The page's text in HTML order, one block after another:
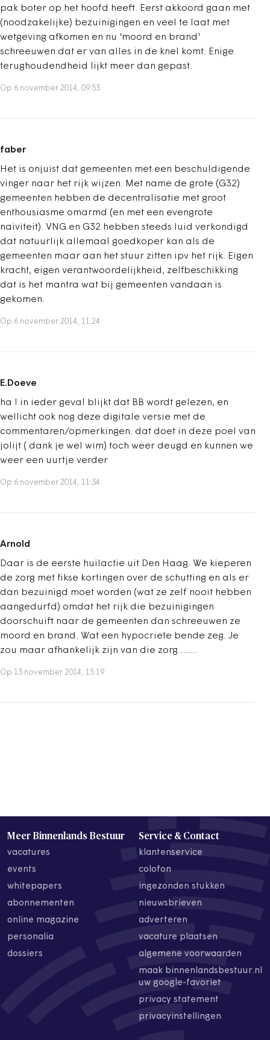
pak boter op het hoofd heeft. Eerst akkoord gaan met
(noodzakelijke) bezuinigingen en veel te laat met
wetgeving afkomen en nu 'moord en brand'
schreeuwen dat er van alles in de knel komt. Enige
terughoudendheid lijkt meer dan gepast.
Op 6 november 2014, 09:53
faber
Het is onjuist dat gemeenten met een beschuldigende
vinger naar het rijk wijzen. Met name de grote (G32)
gemeenten hebben de decentralisatie met groot
enthousiasme omarmd (en met een evengrote
naiviteit). VNG en G32 hebben steeds luid verkondigd
dat natuurlijk allemaal goedkoper kan als de
gemeenten maar aan het stuur zitten ipv het rijk. Eigen
kracht, eigen verantwoordelijkheid, zelfbeschikking
dat is het mantra wat bij gemeenten vandaan is
gekomen.
Op 6 november 2014, 11:24
E.Doeve
ha ! in ieder geval blijkt dat BB wordt gelezen, en
wellicht ook nog deze digitale versie met de
commentaren/opmerkingen. dat doet in deze poel van
jolijt ( dank je wel wim) toch weer deugd en kunnen we
weer een uurtje verder
Op 6 november 2014, 11:34
Arnold
Daar is de eerste huilactie uit Den Haag. We kieperen
de zorg met fikse kortingen over de schutting en als er
dan bezuinigd moet worden (wat ze zelf nooit hebben
aangedurfd) omdat het rijk die bezuinigingen
doorschuift naar de gemeenten dan schreeuwen ze
moord en brand. Wat een hypocriete bende zeg. Je
zou maar afhankelijk zijn van die zorg........
Op 13 november 2014, 15:19
Meer Binnenlands Bestuur
vacatures
events
whitepapers
abonnementen
online magazine
personalia
dossiers
Service & Contact
klantenservice
colofon
ingezonden stukken
nieuwsbrieven
adverteren
vacature plaatsen
algemene voorwaarden
maak binnenlandsbestuur.nl
uw google-favoriet
privacy statement
privacyinstellingen